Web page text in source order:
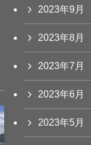
2023年9月
2023年8月
2023年7月
2023年6月
2023年5月